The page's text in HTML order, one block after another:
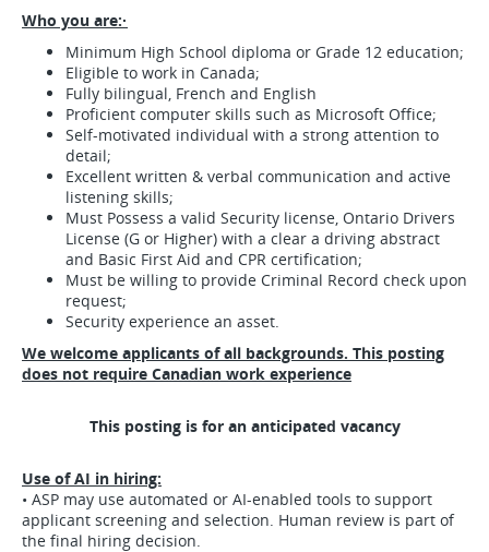
Who you are:·
Minimum High School diploma or Grade 12 education;
Eligible to work in Canada;
Fully bilingual, French and English
Proficient computer skills such as Microsoft Office;
Self-motivated individual with a strong attention to
detail;
Excellent written & verbal communication and active
listening skills;
Must Possess a valid Security license, Ontario Drivers
License (G or Higher) with a clear a driving abstract
and Basic First Aid and CPR certification;
Must be willing to provide Criminal Record check upon
request;
Security experience an asset.
We welcome applicants of all backgrounds. This posting
does not require Canadian work experience
This posting is for an anticipated vacancy
Use of AI in hiring:
• ASP may use automated or AI-enabled tools to support
applicant screening and selection. Human review is part of
the final hiring decision.